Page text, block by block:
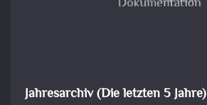
Jahresarchiv (Die letzten 5 Jahre)